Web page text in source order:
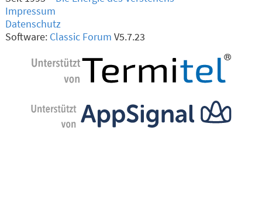
Impressum
Datenschutz
Software: Classic Forum V5.7.23